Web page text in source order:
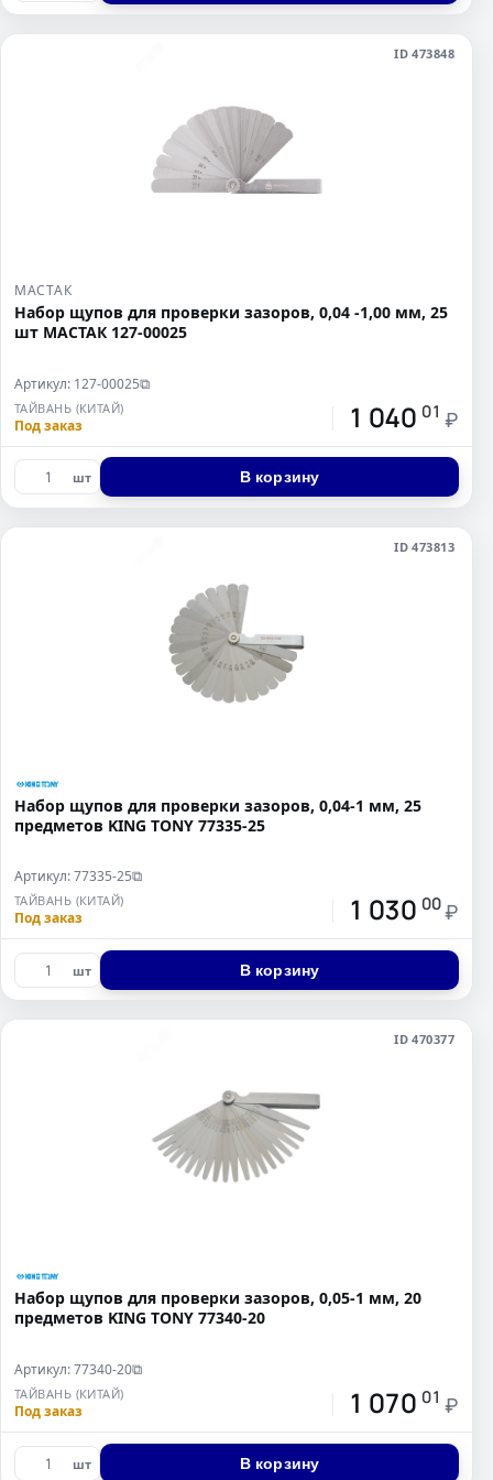
ID 473848
МАСТАК
Набор щупов для проверки зазоров, 0,04 -1,00 мм, 25
шт МАСТАК 127-00025
Артикул: 127-00025⧉
ТАЙВАНЬ (КИТАЙ)
Под заказ 1 040 01 ₽
шт В корзину
ID 473813
Набор щупов для проверки зазоров, 0,04-1 мм, 25
предметов KING TONY 77335-25
Артикул: 77335-25⧉
ТАЙВАНЬ (КИТАЙ)
Под заказ 1 030 00 ₽
шт В корзину
ID 470377
Набор щупов для проверки зазоров, 0,05-1 мм, 20
предметов KING TONY 77340-20
Артикул: 77340-20⧉
ТАЙВАНЬ (КИТАЙ)
Под заказ 1 070 01 ₽
шт В корзину